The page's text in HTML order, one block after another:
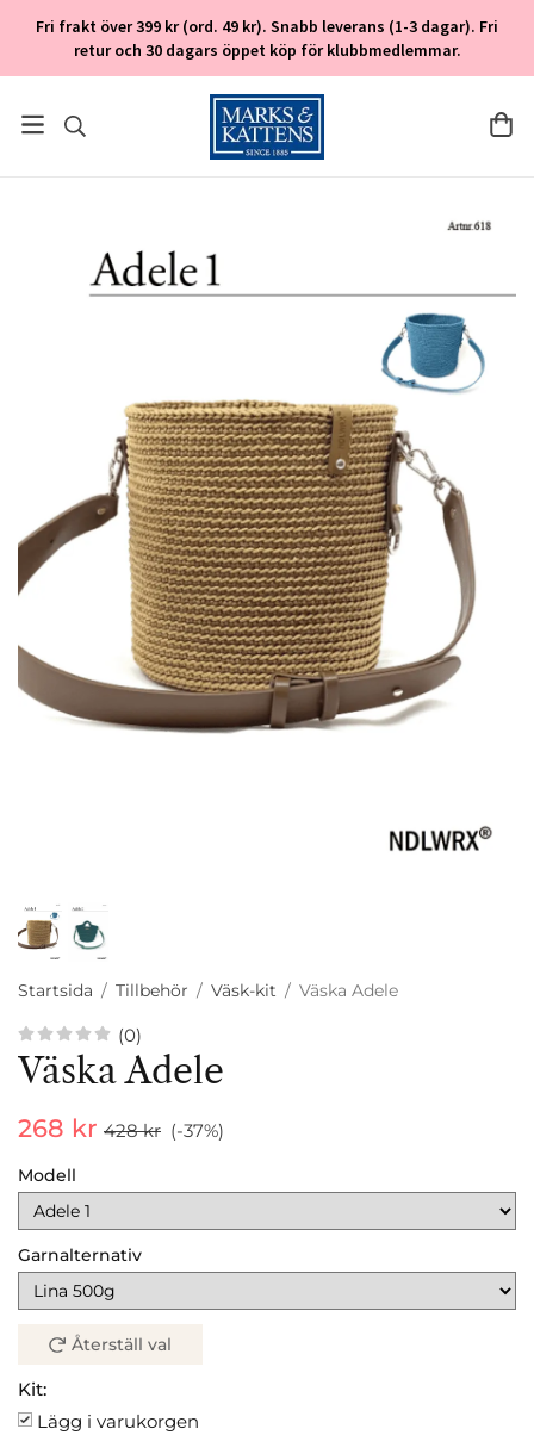
Fri frakt över 399 kr (ord. 49 kr). Snabb leverans (1-3 dagar). Fri
retur och 30 dagars öppet köp för klubbmedlemmar.
Startsida / Tillbehör / Väsk-kit / Väska Adele
(0)
Väska Adele
268 kr 428 kr (-37%)
Modell
Garnalternativ
Återställ val
Kit:
Lägg i varukorgen